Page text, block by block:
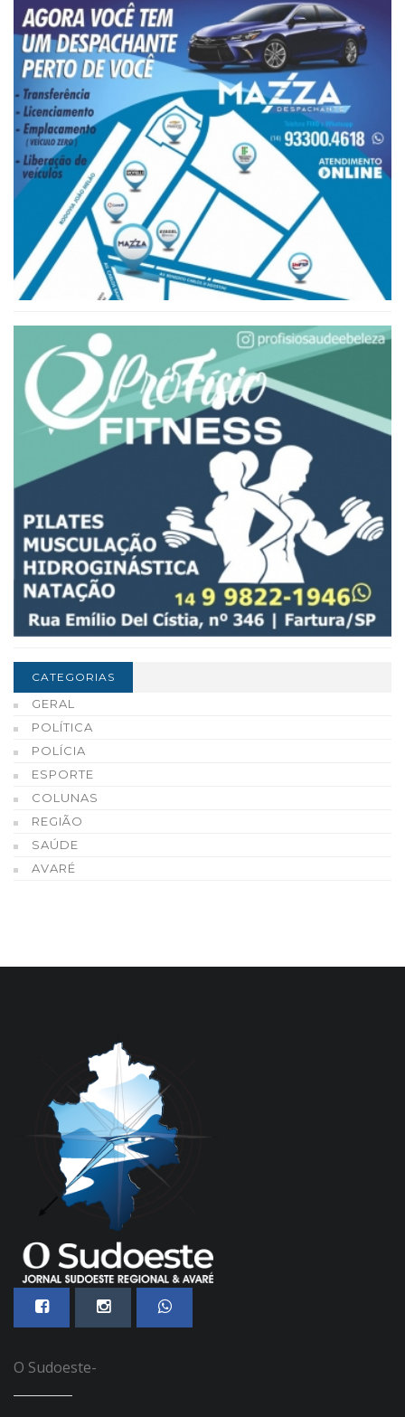
CATEGORIAS
GERAL
POLÍTICA
POLÍCIA
ESPORTE
COLUNAS
REGIÃO
SAÚDE
AVARÉ
O Sudoeste-